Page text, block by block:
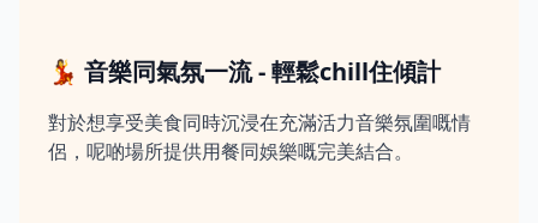
💃 音樂同氣氛一流 - 輕鬆chill住傾計
對於想享受美食同時沉浸在充滿活力音樂氛圍嘅情
侶，呢啲場所提供用餐同娛樂嘅完美結合。